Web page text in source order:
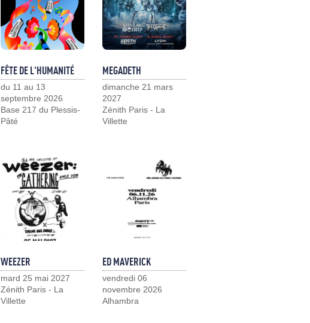
FÊTE DE L'HUMANITÉ
du 11 au 13
septembre 2026
Base 217 du Plessis-
Pâté
MEGADETH
dimanche 21 mars
2027
Zénith Paris - La
Villette
WEEZER
mard 25 mai 2027
Zénith Paris - La
Villette
ED MAVERICK
vendredi 06
novembre 2026
Alhambra